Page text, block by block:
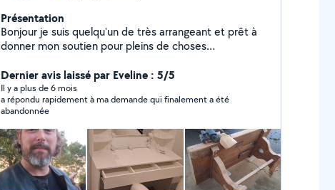
Présentation
Bonjour je suis quelqu'un de très arrangeant et prêt à
donner mon soutien pour pleins de choses
diable et de nettoyeur haute pression.
Dernier avis laissé par Eveline : 5/5
Il y a plus de 6 mois
a répondu rapidement à ma demande qui finalement a été
abandonnée